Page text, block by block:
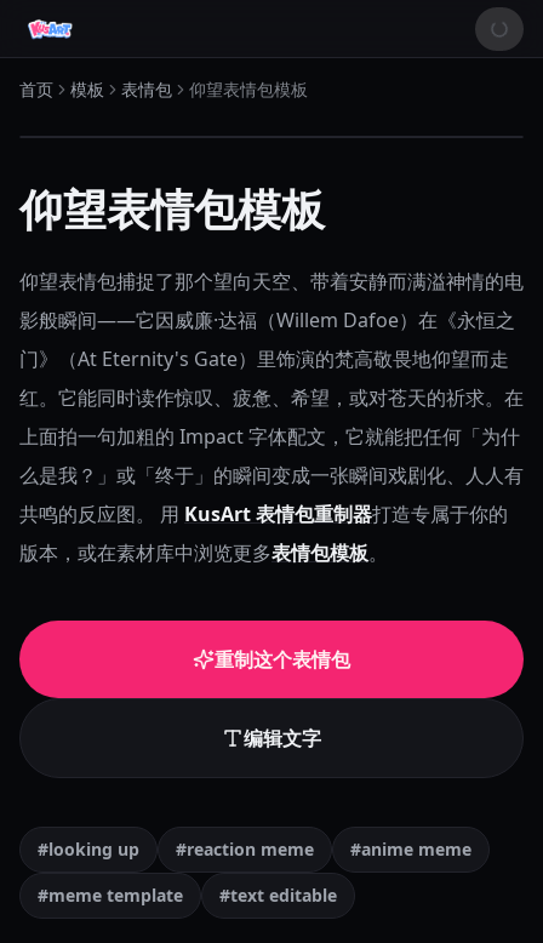
首页 模板 表情包 仰望表情包模板
仰望表情包模板
仰望表情包捕捉了那个望向天空、带着安静而满溢神情的电
影般瞬间——它因威廉·达福（Willem Dafoe）在《永恒之
门》（At Eternity's Gate）里饰演的梵高敬畏地仰望而走
红。它能同时读作惊叹、疲惫、希望，或对苍天的祈求。在
上面拍一句加粗的 Impact 字体配文，它就能把任何「为什
么是我？」或「终于」的瞬间变成一张瞬间戏剧化、人人有
共鸣的反应图。
用 KusArt 表情包重制器打造专属于你的
版本，或在素材库中浏览更多表情包模板。
重制这个表情包
编辑文字
#looking up #reaction meme
#anime meme
#meme template
#text editable